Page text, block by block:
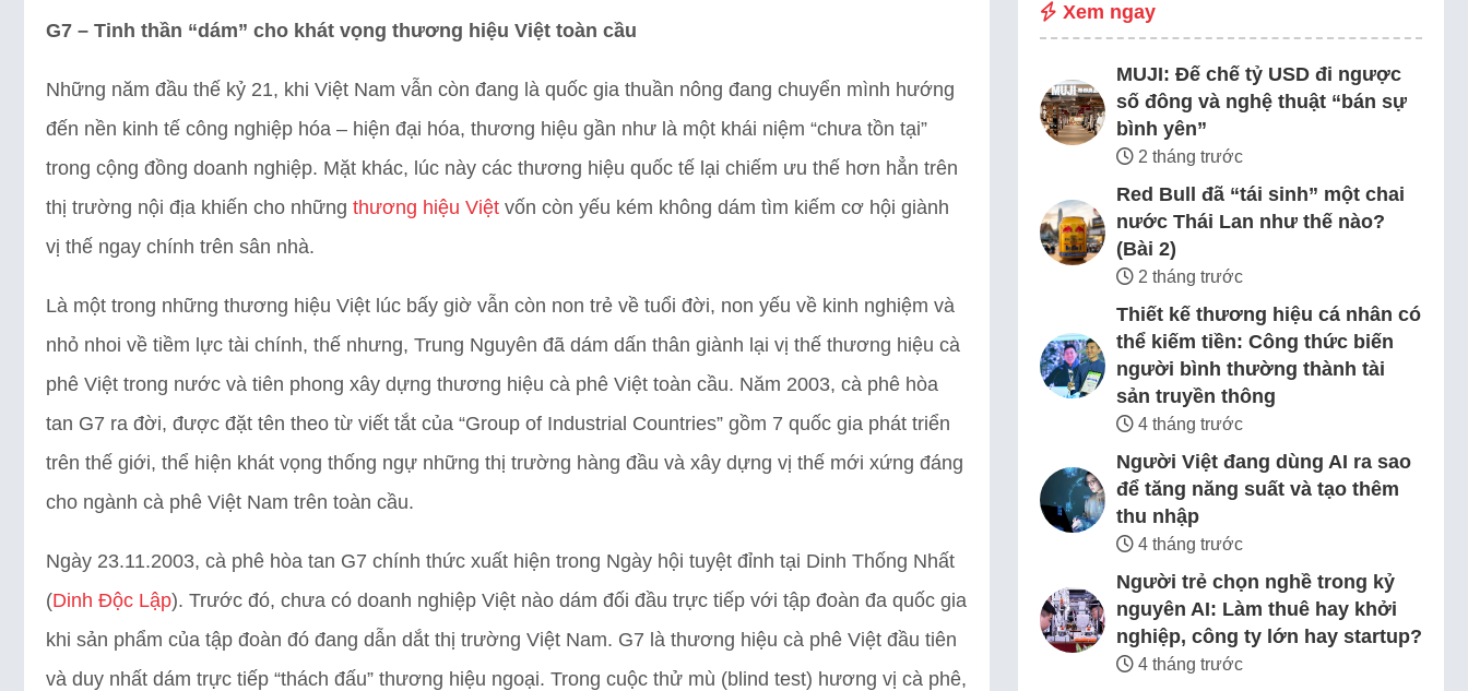
G7 – Tinh thần “dám” cho khát vọng thương hiệu Việt toàn cầu
Những năm đầu thế kỷ 21, khi Việt Nam vẫn còn đang là quốc gia thuần nông đang chuyển mình hướng
đến nền kinh tế công nghiệp hóa – hiện đại hóa, thương hiệu gần như là một khái niệm “chưa tồn tại”
trong cộng đồng doanh nghiệp. Mặt khác, lúc này các thương hiệu quốc tế lại chiếm ưu thế hơn hẳn trên
thị trường nội địa khiến cho những thương hiệu Việt vốn còn yếu kém không dám tìm kiếm cơ hội giành
vị thế ngay chính trên sân nhà.
Là một trong những thương hiệu Việt lúc bấy giờ vẫn còn non trẻ về tuổi đời, non yếu về kinh nghiệm và
nhỏ nhoi về tiềm lực tài chính, thế nhưng, Trung Nguyên đã dám dấn thân giành lại vị thế thương hiệu cà
phê Việt trong nước và tiên phong xây dựng thương hiệu cà phê Việt toàn cầu. Năm 2003, cà phê hòa
tan G7 ra đời, được đặt tên theo từ viết tắt của “Group of Industrial Countries” gồm 7 quốc gia phát triển
trên thế giới, thể hiện khát vọng thống ngự những thị trường hàng đầu và xây dựng vị thế mới xứng đáng
cho ngành cà phê Việt Nam trên toàn cầu.
Ngày 23.11.2003, cà phê hòa tan G7 chính thức xuất hiện trong Ngày hội tuyệt đỉnh tại Dinh Thống Nhất
(Dinh Độc Lập). Trước đó, chưa có doanh nghiệp Việt nào dám đối đầu trực tiếp với tập đoàn đa quốc gia
khi sản phẩm của tập đoàn đó đang dẫn dắt thị trường Việt Nam. G7 là thương hiệu cà phê Việt đầu tiên
và duy nhất dám trực tiếp “thách đấu” thương hiệu ngoại. Trong cuộc thử mù (blind test) hương vị cà phê,
Xem ngay
MUJI: Đế chế tỷ USD đi ngược
số đông và nghệ thuật “bán sự
bình yên”
2 tháng trước
Red Bull đã “tái sinh” một chai
nước Thái Lan như thế nào?
(Bài 2)
2 tháng trước
Thiết kế thương hiệu cá nhân có
thể kiếm tiền: Công thức biến
người bình thường thành tài
sản truyền thông
4 tháng trước
Người Việt đang dùng AI ra sao
để tăng năng suất và tạo thêm
thu nhập
4 tháng trước
Người trẻ chọn nghề trong kỷ
nguyên AI: Làm thuê hay khởi
nghiệp, công ty lớn hay startup?
4 tháng trước